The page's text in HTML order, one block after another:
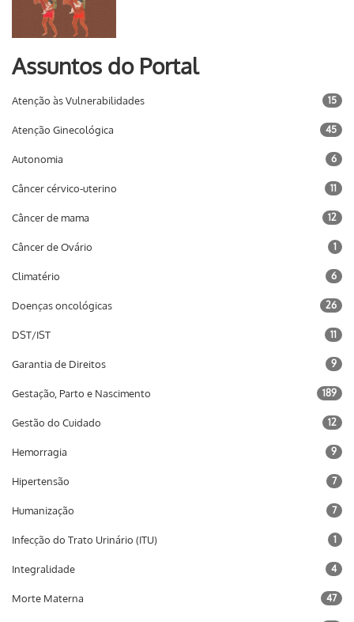
Assuntos do Portal
Atenção às Vulnerabilidades 15
Atenção Ginecológica 45
Autonomia 6
Câncer cérvico-uterino 11
Câncer de mama 12
Câncer de Ovário 1
Climatério 6
Doenças oncológicas 26
DST/IST 11
Garantia de Direitos 9
Gestação, Parto e Nascimento 189
Gestão do Cuidado 12
Hemorragia 9
Hipertensão 7
Humanização 7
Infecção do Trato Urinário (ITU) 1
Integralidade 4
Morte Materna 47